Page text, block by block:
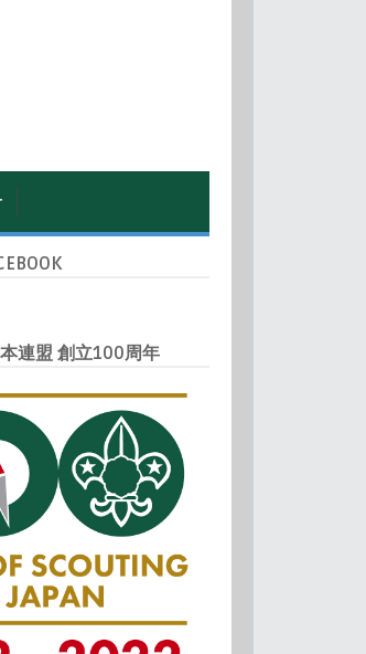
連盟 創立100周年